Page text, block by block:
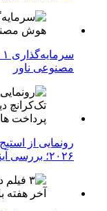
مصنوعی ناور
۲۰۲۶؛ بررسی آینده فین‌تک، پرداخت‌ ها و هوش مصنوعی